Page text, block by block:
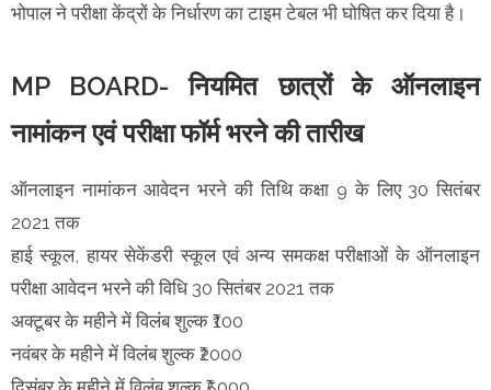
भोपाल ने परीक्षा केंद्रों के निर्धारण का टाइम टेबल भी घोषित कर दिया है।
MP BOARD- नियमित छात्रों के ऑनलाइन
नामांकन एवं परीक्षा फॉर्म भरने की तारीख
ऑनलाइन नामांकन आवेदन भरने की तिथि कक्षा 9 के लिए 30 सितंबर
2021 तक
हाई स्कूल, हायर सेकेंडरी स्कूल एवं अन्य समकक्ष परीक्षाओं के ऑनलाइन
परीक्षा आवेदन भरने की विधि 30 सितंबर 2021 तक
अक्टूबर के महीने में विलंब शुल्क ₹100
नवंबर के महीने में विलंब शुल्क ₹2000